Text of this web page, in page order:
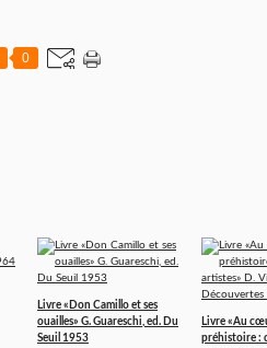
0
Livre «Don Camillo et ses
ouailles» G. Guareschi, ed. Du
Seuil 1953
Livre «Au
préhistoire :